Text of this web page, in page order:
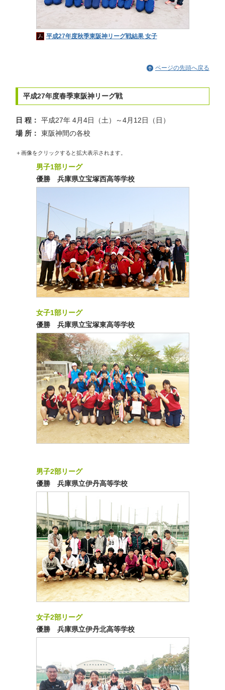
平成27年度秋季東阪神リーグ戦結果 女子
ページの先頭へ戻る
平成27年度春季東阪神リーグ戦
日 程：
平成27年 4月4日（土）～4月12日（日）
場 所：
東阪神間の各校
＋画像をクリックすると拡大表示されます。
男子1部リーグ
優勝 兵庫県立宝塚西高等学校
女子1部リーグ
優勝 兵庫県立宝塚東高等学校
男子2部リーグ
優勝 兵庫県立伊丹高等学校
女子2部リーグ
優勝 兵庫県立伊丹北高等学校